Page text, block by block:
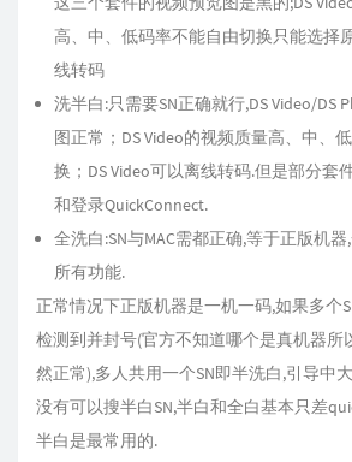
高、中、低码率不能自由切换只能选择
线转码
洗半白:只需要SN正确就行,DS Video/DS
图正常；DS Video的视频质量高、中、
换；DS Video可以离线转码.但是部分套
和登录QuickConnect.
全洗白:SN与MAC需都正确,等于正版机
所有功能.
正常情况下正版机器是一机一码,如果多个
检测到并封号(官方不知道哪个是真机器所
然正常),多人共用一个SN即半洗白,引导中
没有可以搜半白SN,半白和全白基本只差
半白是最常用的.